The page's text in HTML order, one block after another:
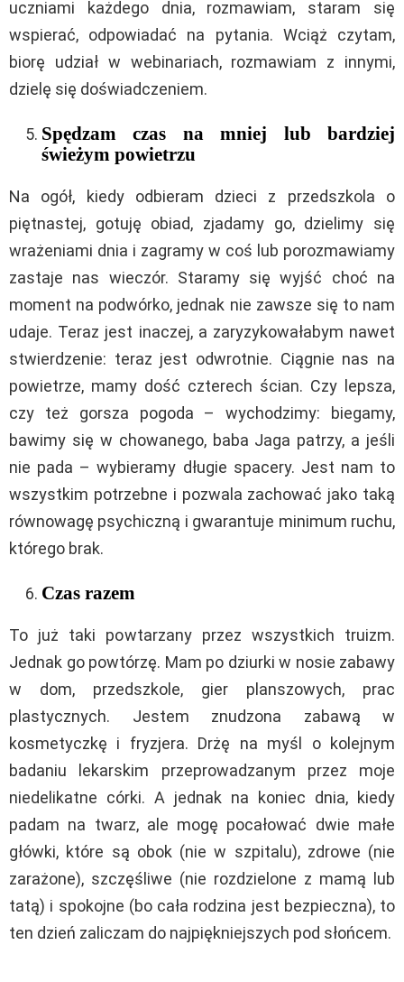
uczniami każdego dnia, rozmawiam, staram się
wspierać, odpowiadać na pytania. Wciąż czytam,
biorę udział w webinariach, rozmawiam z innymi,
dzielę się doświadczeniem.
Spędzam czas na mniej lub bardziej
świeżym powietrzu
Na ogół, kiedy odbieram dzieci z przedszkola o
piętnastej, gotuję obiad, zjadamy go, dzielimy się
wrażeniami dnia i zagramy w coś lub porozmawiamy
zastaje nas wieczór. Staramy się wyjść choć na
moment na podwórko, jednak nie zawsze się to nam
udaje. Teraz jest inaczej, a zaryzykowałabym nawet
stwierdzenie: teraz jest odwrotnie. Ciągnie nas na
powietrze, mamy dość czterech ścian. Czy lepsza,
czy też gorsza pogoda – wychodzimy: biegamy,
bawimy się w chowanego, baba Jaga patrzy, a jeśli
nie pada – wybieramy długie spacery. Jest nam to
wszystkim potrzebne i pozwala zachować jako taką
równowagę psychiczną i gwarantuje minimum ruchu,
którego brak.
Czas razem
To już taki powtarzany przez wszystkich truizm.
Jednak go powtórzę. Mam po dziurki w nosie zabawy
w dom, przedszkole, gier planszowych, prac
plastycznych. Jestem znudzona zabawą w
kosmetyczkę i fryzjera. Drżę na myśl o kolejnym
badaniu lekarskim przeprowadzanym przez moje
niedelikatne córki. A jednak na koniec dnia, kiedy
padam na twarz, ale mogę pocałować dwie małe
główki, które są obok (nie w szpitalu), zdrowe (nie
zarażone), szczęśliwe (nie rozdzielone z mamą lub
tatą) i spokojne (bo cała rodzina jest bezpieczna), to
ten dzień zaliczam do najpiękniejszych pod słońcem.